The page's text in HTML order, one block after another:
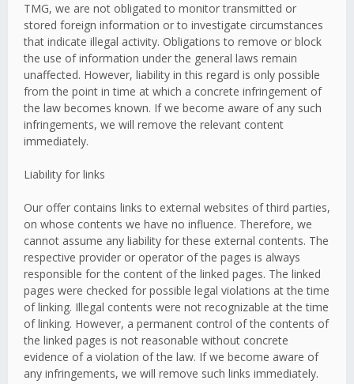
TMG, we are not obligated to monitor transmitted or
stored foreign information or to investigate circumstances
that indicate illegal activity. Obligations to remove or block
the use of information under the general laws remain
unaffected. However, liability in this regard is only possible
from the point in time at which a concrete infringement of
the law becomes known. If we become aware of any such
infringements, we will remove the relevant content
immediately.
Liability for links
Our offer contains links to external websites of third parties,
on whose contents we have no influence. Therefore, we
cannot assume any liability for these external contents. The
respective provider or operator of the pages is always
responsible for the content of the linked pages. The linked
pages were checked for possible legal violations at the time
of linking. Illegal contents were not recognizable at the time
of linking. However, a permanent control of the contents of
the linked pages is not reasonable without concrete
evidence of a violation of the law. If we become aware of
any infringements, we will remove such links immediately.